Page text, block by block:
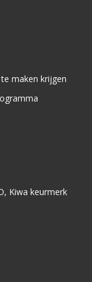
maken krijgen
Kiwa keurmerk